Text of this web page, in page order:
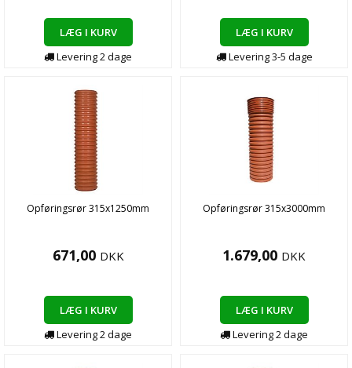
LÆG I KURV
Levering2dage
LÆG I KURV
Levering3-5 dage
Opføringsrør 315x1250mm
671,00 DKK
LÆG I KURV
Levering2dage
Opføringsrør 315x3000mm
1.679,00 DKK
LÆG I KURV
Levering2dage